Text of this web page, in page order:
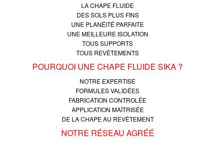
LA CHAPE FLUIDE
DES SOLS PLUS FINS
UNE PLANÉITÉ PARFAITE
UNE MEILLEURE ISOLATION
TOUS SUPPORTS
TOUS REVÊTEMENTS
POURQUOI UNE CHAPE FLUIDE SIKA ?
NOTRE EXPERTISE
FORMULES VALIDÉES
FABRICATION CONTROLÉE
APPLICATION MAÎTRISÉE
DE LA CHAPE AU REVÊTEMENT
NOTRE RÉSEAU AGRÉÉ